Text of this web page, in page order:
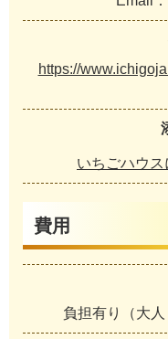
https://
いちごハウ
費用
負担有り（大人